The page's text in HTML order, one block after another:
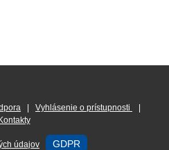
Vyhlásenie o prístupnosti
Kontakty
údajov GDPR